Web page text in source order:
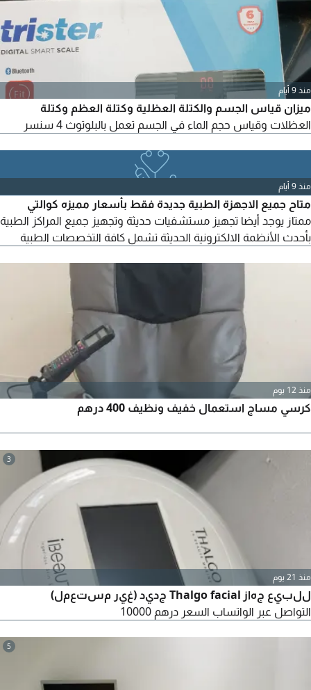
منذ 9 أيام
ميزان قياس الجسم والكتلة العظلية وكتلة العظم وكتلة
العظلات وقياس حجم الماء في الجسم تعمل بالبلوتوث 4 سنسر
منذ 9 أيام
متاح جميع الاجهزة الطبية جديدة فقط بأسعار مميزه كوالتي
ممتاز يوجد أيضا تجهيز مستشفيات حديثة وتجهيز جميع المراكز الطبية
بأحدث الأنظمة الالكترونية الحديثة تشمل كافة التخصصات الطبية
منذ 12 يوم
كرسي مساج استعمال خفيف ونظيف 400 درهم
3
منذ 21 يوم
للبيع جهاز Thalgo facial جديد (غير مستعمل)
التواصل عبر الواتساب السعر درهم 10000
5